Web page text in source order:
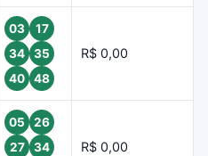
03
17
34
35
40
48
R$ 0,00
05
26
27
34
R$ 0,00